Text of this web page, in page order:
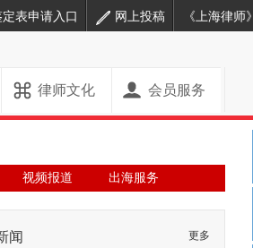
表申请入口 网上投稿 《上海律师》
律师文化 会员服务
视频报道 出海服务
闻 更多